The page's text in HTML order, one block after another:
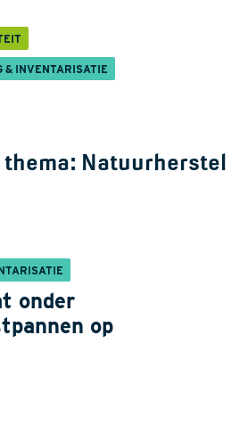
& INVENTARISATIE
Natuurherstel
onder
op